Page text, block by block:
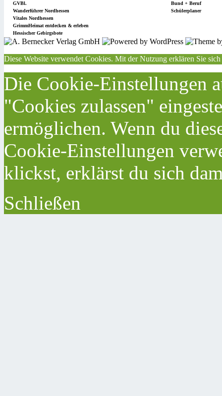
GVBl.
Bund + Beruf
Wanderführer Nordhessen
Schülerplaner
Vitales Nordhessen
GrimmHeimat entdecken & erleben
Hessischer Gebirgsbote
Diese Website verwendet Cookies. Mit der Nutzung erklären Sie
Die Cookie-Einstellungen
"Cookies zulassen"
ermöglichen. Wenn du
Cookie-Einstellungen
klickst, erklärst du sich
Schließen